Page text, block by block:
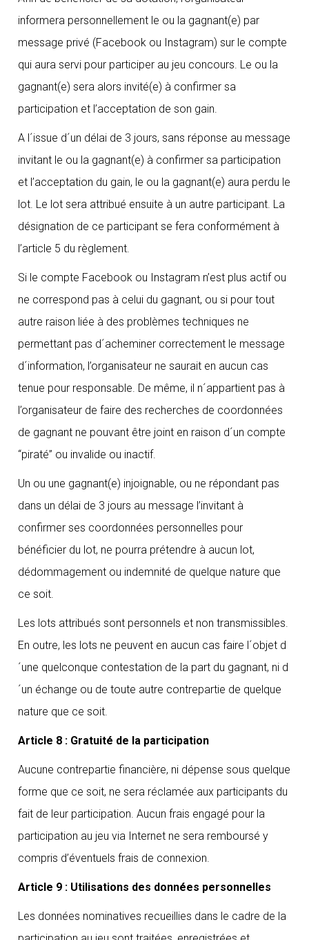
informera personnellement le ou la gagnant(e) par
message privé (Facebook ou Instagram) sur le compte
qui aura servi pour participer au jeu concours. Le ou la
gagnant(e) sera alors invité(e) à confirmer sa
participation et l’acceptation de son gain.
A l´issue d´un délai de 3 jours, sans réponse au message
invitant le ou la gagnant(e) à confirmer sa participation
et l’acceptation du gain, le ou la gagnant(e) aura perdu le
lot. Le lot sera attribué ensuite à un autre participant. La
désignation de ce participant se fera conformément à
l’article 5 du règlement.
Si le compte Facebook ou Instagram n’est plus actif ou
ne correspond pas à celui du gagnant, ou si pour tout
autre raison liée à des problèmes techniques ne
permettant pas d´acheminer correctement le message
d´information, l’organisateur ne saurait en aucun cas
tenue pour responsable. De même, il n´appartient pas à
l’organisateur de faire des recherches de coordonnées
de gagnant ne pouvant être joint en raison d´un compte
“piraté” ou invalide ou inactif.
Un ou une gagnant(e) injoignable, ou ne répondant pas
dans un délai de 3 jours au message l’invitant à
confirmer ses coordonnées personnelles pour
bénéficier du lot, ne pourra prétendre à aucun lot,
dédommagement ou indemnité de quelque nature que
ce soit.
Les lots attribués sont personnels et non transmissibles.
En outre, les lots ne peuvent en aucun cas faire l´objet d
´une quelconque contestation de la part du gagnant, ni d
´un échange ou de toute autre contrepartie de quelque
nature que ce soit.
Article 8 : Gratuité de la participation
Aucune contrepartie financière, ni dépense sous quelque
forme que ce soit, ne sera réclamée aux participants du
fait de leur participation. Aucun frais engagé pour la
participation au jeu via Internet ne sera remboursé y
compris d’éventuels frais de connexion.
Article 9 : Utilisations des données personnelles
Les données nominatives recueillies dans le cadre de la